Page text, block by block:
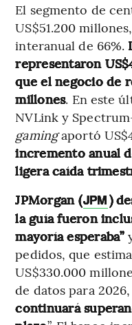
El segmento de
US$51.200
interanual de 66%.
representaron
que el negocio de
millones. En este
NVLink y
gamingaportó
incremento anual
ligera caída
JPMorgan (JPM)
la guía fueron
mayoría esperaba”
pedidos, que
US$330.000
de datos para
continuará